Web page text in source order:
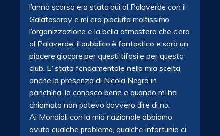
l’anno scorso ero stata qui al Palaverde con il
Galatasaray e mi era piaciuta moltissimo
l’organizzazione e la bella atmosfera che c’era
al Palaverde, il pubblico è fantastico e sarà un
piacere giocare per questi tifosi e per questo
club. E’ stata fondamentale nella mia scelta
anche la presenza di Nicola Negro in
panchina, lo conosco bene e quando mi ha
chiamato non potevo davvero dire di no.
Ai Mondiali con la mia nazionale abbiamo
avuto qualche problema, qualche infortunio ci